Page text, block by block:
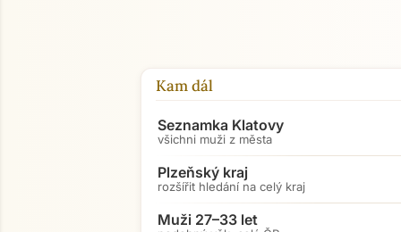
Kam dál
Seznamka Klatovy
všichni muži z města
Plzeňský kraj
rozšířit hledání na celý kraj
Muži 27–33 let